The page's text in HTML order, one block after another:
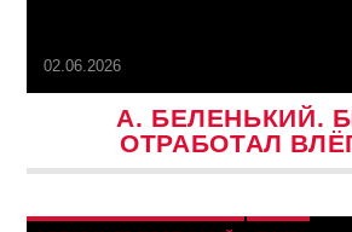
02.06.2026
А. БЕЛЕНЬКИЙ.
ОТРАБОТАЛ